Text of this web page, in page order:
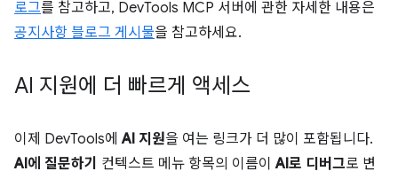
로그를 참고하고, DevTools MCP 서버에 관한 자세한 내용은
공지사항 블로그 게시물을 참고하세요.
AI 지원에 더 빠르게 액세스
이제 DevTools에AI 지원을 여는 링크가 더 많이 포함됩니다.
AI에 질문하기 컨텍스트 메뉴 항목의 이름이AI로 디버그로 변